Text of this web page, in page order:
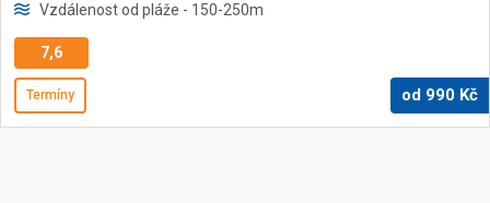
Vzdálenost od pláže - 150-250m
7,6
Termíny od 990 Kč